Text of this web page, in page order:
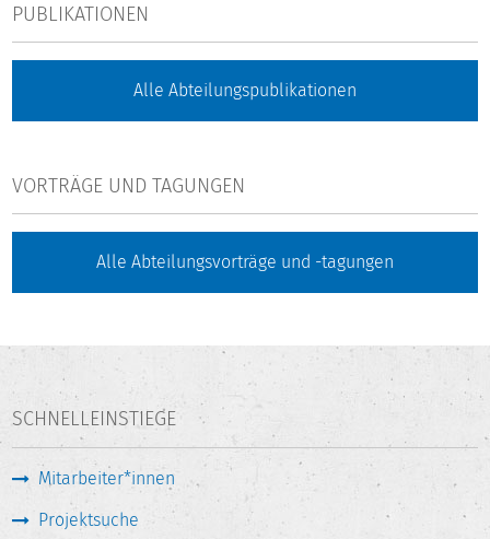
PUBLIKATIONEN
Alle Abteilungspublikationen
VORTRÄGE UND TAGUNGEN
Alle Abteilungsvorträge und -tagungen
SCHNELLEINSTIEGE
Mitarbeiter*innen
Projektsuche